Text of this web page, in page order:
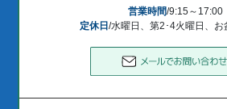
営業時間/9:15～17:00
定休日 /水曜日、第2･4火曜日、お